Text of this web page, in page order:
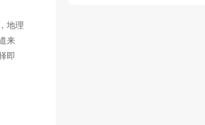
地理
来
即